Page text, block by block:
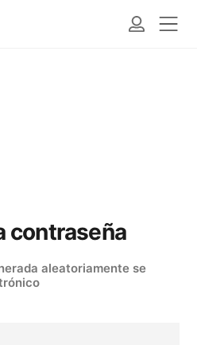
contraseña
aleatoriamente se